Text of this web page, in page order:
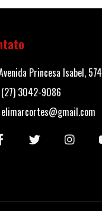
Princesa Isabel, 574
(27) 3042-9086
elimarcortes@gmail.com